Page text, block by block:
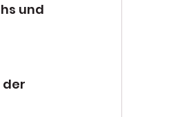
und
der